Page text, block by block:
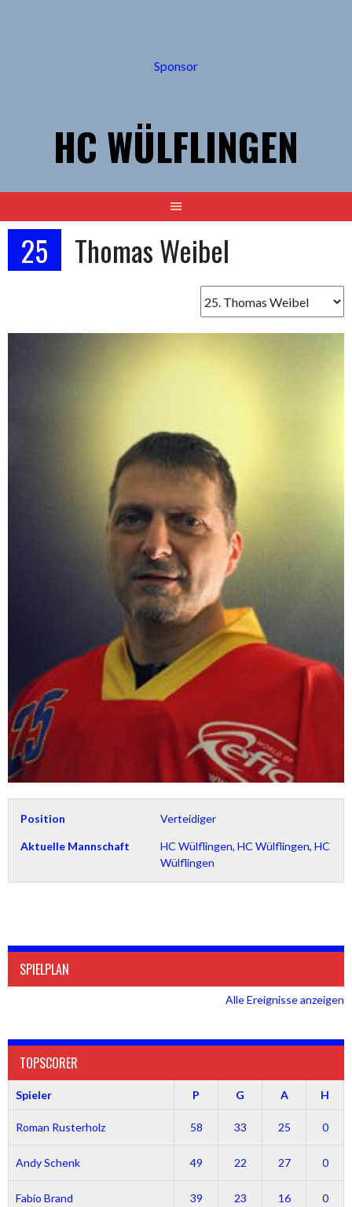
Sponsor
HC WÜLFLINGEN
25 Thomas Weibel
Position Verteidiger
Aktuelle Mannschaft
HC Wülflingen, HC Wülflingen, HC
Wülflingen
SPIELPLAN
Alle Ereignisse anzeigen
TOPSCORER
Spieler P G A H
Roman Rusterholz 58 33 25 0
Andy Schenk 49 22 27 0
Fabio Brand 39 23 16 0